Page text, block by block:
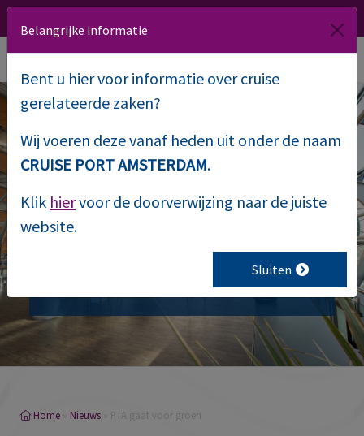
PTA gaat voor groen
Groen heeft een positief effect op
mensen, verbeteren de luchtkwaliteit
en geven een huiselijke sfeer.
Home Nieuws PTA gaat voor groen
Belangrijke informatie
Bent u hier voor informatie over cruise
gerelateerde zaken?
Wij voeren deze vanaf heden uit onder de naam
CRUISE PORT AMSTERDAM.
Klik hiervoor de doorverwijzing naar de juiste
website.
Sluiten